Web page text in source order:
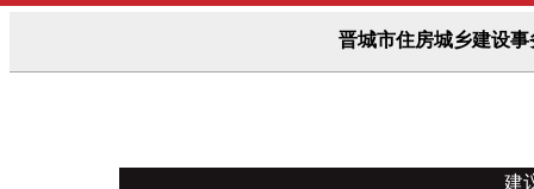
晋城市住房城乡建设